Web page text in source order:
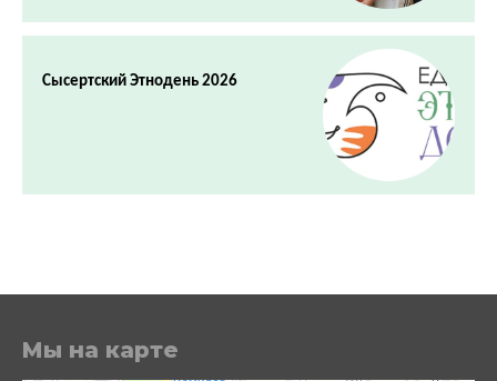
Сысертский Этнодень 2026
Мы на карте